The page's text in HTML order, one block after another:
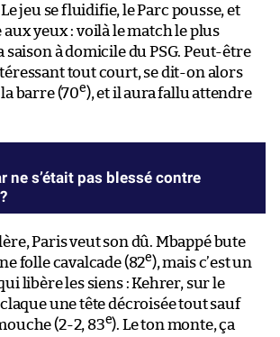
jeu se fluidifie, le Parc pousse, et
aux yeux : voilà le match le plus
saison à domicile du PSG. Peut-être
tout court, se dit-on alors
barre (70e), et il aura fallu attendre
ne s’était pas blessé contre
Paris veut son dû. Mbappé bute
folle cavalcade (82e), mais c’est un
libère les siens : Kehrer, sur le
une tête décroisée tout sauf
(2-2, 83e). Le ton monte, ça